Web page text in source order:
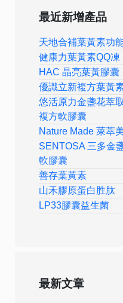
最近新增產品
天地合補葉黃素功
健康力葉黃素QQ凍
HAC 晶亮葉黃膠囊
優識立新複方葉黃
悠活原力金盞花萃
複方軟膠囊
Nature Made 萊萃
SENTOSA 三多金
軟膠囊
善存葉黃素
山禾膠原蛋白胜肽
LP33膠囊益生菌
最新文章